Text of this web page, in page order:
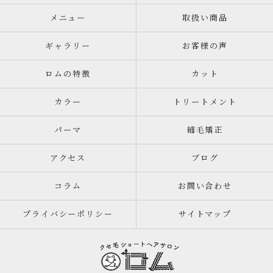
メニュー 取扱い商品
ギャラリー お客様の声
ロムの特徴 カット
カラー トリートメント
パーマ 縮毛矯正
アクセス ブログ
コラム お問い合わせ
プライバシーポリシー サイトマップ